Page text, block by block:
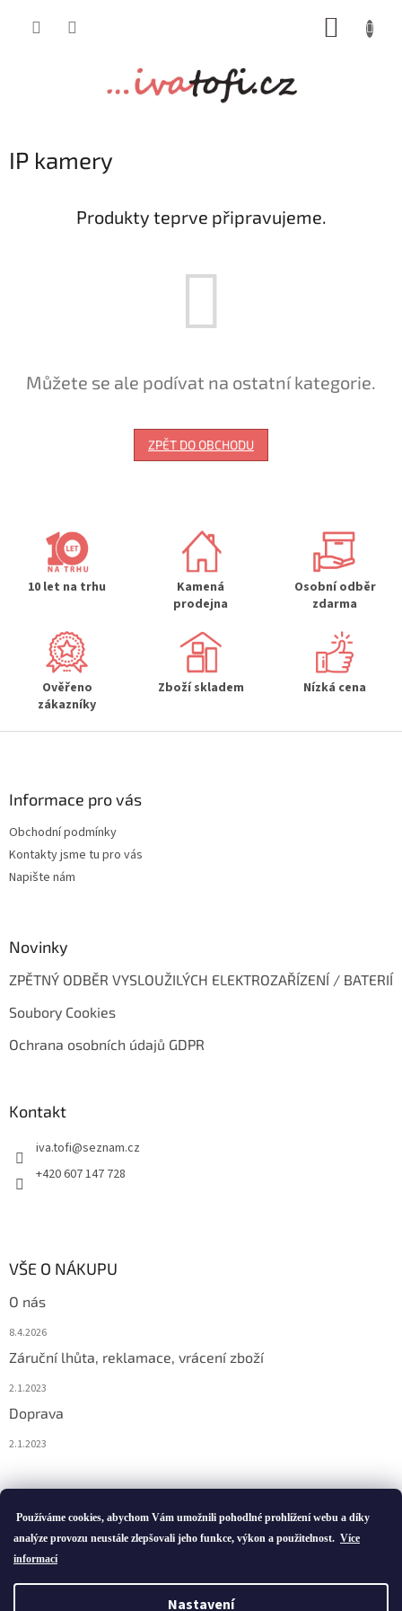
Používáme cookies, abychom Vám umožnili pohodlné prohlížení webu a díky
analýze provozu neustále zlepšovali jeho funkce, výkon a použitelnost. Více
informací
Nastavení
IP kamery
Produkty teprve připravujeme.
Můžete se ale podívat na ostatní kategorie.
ZPĚT DO OBCHODU
10 let na trhu
Kamená
prodejna
Osobní odběr
zdarma
Ověřeno
zákazníky
Zboží skladem Nízká cena
Informace pro vás
Obchodní podmínky
Kontakty jsme tu pro vás
Napište nám
Novinky
ZPĚTNÝ ODBĚR VYSLOUŽILÝCH ELEKTROZAŘÍZENÍ / BATERIÍ
Soubory Cookies
Ochrana osobních údajů GDPR
Kontakt
iva.tofi@seznam.cz
+420 607 147 728
VŠE O NÁKUPU
O nás
8.4.2026
Záruční lhůta, reklamace, vrácení zboží
2.1.2023
Doprava
2.1.2023
Vytvořil Shoptet